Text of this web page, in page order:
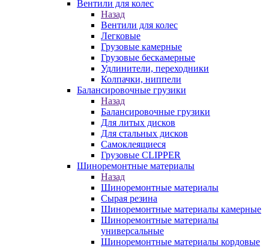
Вентили для колес
Назад
Вентили для колес
Легковые
Грузовые камерные
Грузовые бескамерные
Удлинители, переходники
Колпачки, ниппели
Балансировочные грузики
Назад
Балансировочные грузики
Для литых дисков
Для стальных дисков
Самоклеящиеся
Грузовые CLIPPER
Шиноремонтные материалы
Назад
Шиноремонтные материалы
Сырая резина
Шиноремонтные материалы камерные
Шиноремонтные материалы
универсальные
Шиноремонтные материалы кордовые